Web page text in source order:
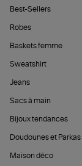
Best-Sellers
Robes
Baskets femme
Sweatshirt
Jeans
Sacs à main
Bijoux tendances
Doudounes et Parkas
Maison déco